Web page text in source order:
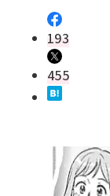
193
455